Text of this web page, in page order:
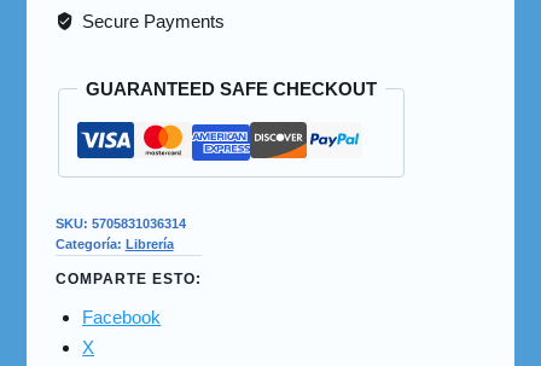
Secure Payments
GUARANTEED SAFE CHECKOUT
SKU: 5705831036314
Categoría: Librería
COMPARTE ESTO:
Facebook
X